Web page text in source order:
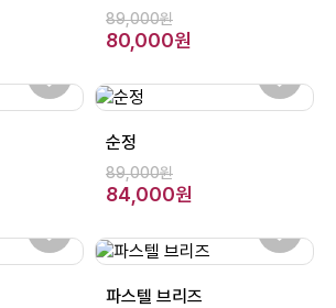
89,000원
80,000원
순정
89,000원
84,000원
파스텔 브리즈